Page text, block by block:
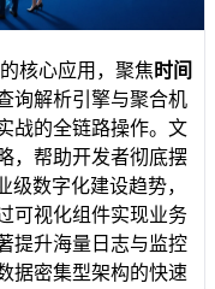
核心应用，聚焦 时间
询解析引擎与聚合机
战的全链路操作。文
，帮助开发者彻底摆
数字化建设趋势，
可视化组件实现业务
提升海量日志与监控
据密集型架构的快速